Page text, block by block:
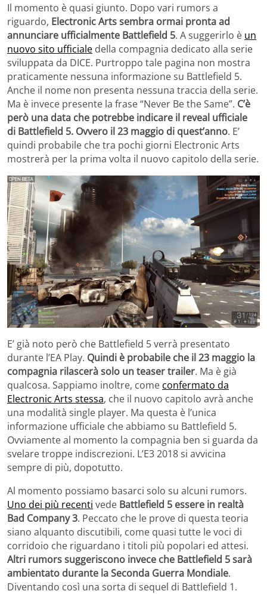
Il momento è quasi giunto. Dopo vari rumors a
riguardo, Electronic Arts sembra ormai pronta ad
annunciare ufficialmente Battlefield 5. A suggerirlo è un
nuovo sito ufficiale della compagnia dedicato alla serie
sviluppata da DICE. Purtroppo tale pagina non mostra
praticamente nessuna informazione su Battlefield 5.
Anche il nome non presenta nessuna traccia della serie.
Ma è invece presente la frase “Never Be the Same”. C’è
però una data che potrebbe indicare il reveal ufficiale
di Battlefield 5. Ovvero il 23 maggio di quest’anno. E’
quindi probabile che tra pochi giorni Electronic Arts
mostrerà per la prima volta il nuovo capitolo della serie.
E’ già noto però che Battlefield 5 verrà presentato
durante l’EA Play. Quindi è probabile che il 23 maggio la
compagnia rilascerà solo un teaser trailer. Ma è già
qualcosa. Sappiamo inoltre, come confermato da
Electronic Arts stessa, che il nuovo capitolo avrà anche
una modalità single player. Ma questa è l’unica
informazione ufficiale che abbiamo su Battlefield 5.
Ovviamente al momento la compagnia ben si guarda da
svelare troppe indiscrezioni. L’E3 2018 si avvicina
sempre di più, dopotutto.
Al momento possiamo basarci solo su alcuni rumors.
Uno dei più recenti vede Battlefield 5 essere in realtà
Bad Company 3. Peccato che le prove di questa teoria
siano alquanto discutibili, come quasi tutte le voci di
corridoio che riguardano i titoli più popolari ed attesi.
Altri rumors suggeriscono invece che Battlefield 5 sarà
ambientato durante la Seconda Guerra Mondiale.
Diventando così una sorta di sequel di Battlefield 1.